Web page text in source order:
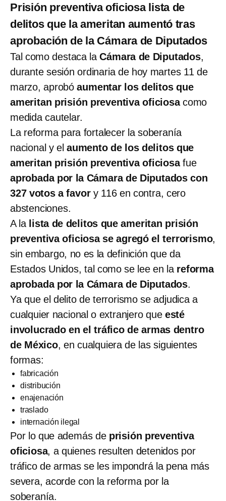
Prisión preventiva oficiosa lista de
delitos que la ameritan aumentó tras
aprobación de la Cámara de Diputados
Tal como destaca laCámara de Diputados,
durante sesión ordinaria de hoy martes 11 de
marzo, aprobóaumentar los delitos que
ameritan prisión preventiva oficiosacomo
medida cautelar.
La reforma para fortalecer la soberanía
nacional y elaumento de los delitos que
ameritan prisión preventiva oficiosafue
aprobada por la Cámara de Diputados con
327 votos a favory 116 en contra, cero
abstenciones.
A la lista de delitos que ameritan prisión
preventiva oficiosa se agregó el terrorismo,
sin embargo, no es la definición que da
Estados Unidos, tal como se lee en la reforma
aprobada por la Cámara de Diputados.
Ya que el delito de terrorismo se adjudica a
cualquier nacional o extranjero que esté
involucrado en el tráfico de armas dentro
de México, en cualquiera de las siguientes
formas:
fabricación
distribución
enajenación
traslado
internación ilegal
Por lo que además de prisión preventiva
oficiosa, a quienes resulten detenidos por
tráfico de armas se les impondrá la pena más
severa, acorde con la reforma por la
soberanía.